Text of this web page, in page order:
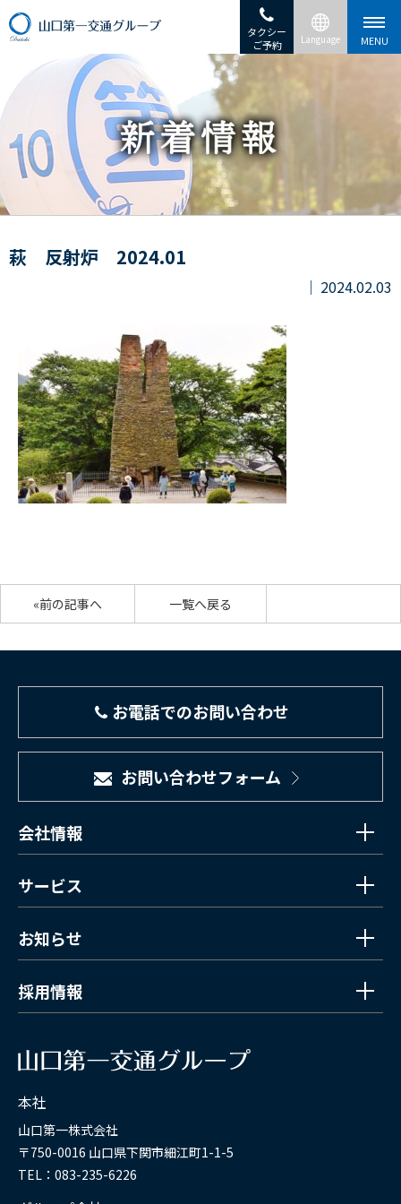
タクシー
ご予約
萩 反射炉 2024.01
2024.02.03
«前の記事へ 一覧へ戻る
お電話でのお問い合わせ
お問い合わせフォーム
会社情報
サービス
お知らせ
採用情報
本社
山口第一株式会社
〒750-0016 山口県下関市細江町1-1-5
TEL：083-235-6226